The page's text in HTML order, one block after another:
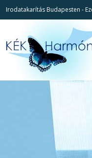
Irodatakarítás Budapesten -